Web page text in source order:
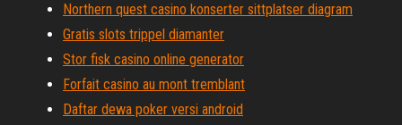
Northern quest casino konserter sittplatser diagram
Gratis slots trippel diamanter
Stor fisk casino online generator
Forfait casino au mont tremblant
Daftar dewa poker versi android